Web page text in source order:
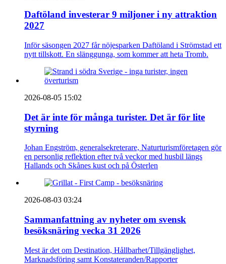
Daftöland investerar 9 miljoner i ny attraktion
2027
Inför säsongen 2027 får nöjesparken Daftöland i Strömstad ett
nytt tillskott. En slänggunga, som kommer att heta Tromb.
2026-08-05 15:02
Det är inte för många turister. Det är för lite
styrning
Johan Engström, generalsekreterare, Naturturismföretagen gör
en personlig reflektion efter två veckor med husbil längs
Hallands och Skånes kust och på Österlen
2026-08-03 03:24
Sammanfattning av nyheter om svensk
besöksnäring vecka 31 2026
Mest är det om Destination, Hållbarhet/Tillgänglighet,
Marknadsföring samt Konstateranden/Rapporter